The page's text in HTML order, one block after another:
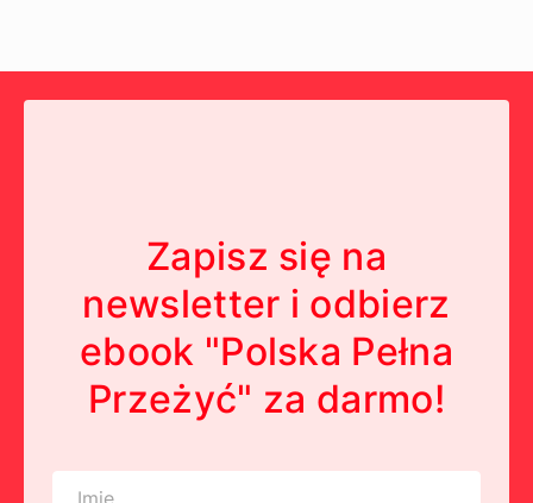
Zapisz się na
newsletter i odbierz
ebook "Polska Pełna
Przeżyć" za darmo!